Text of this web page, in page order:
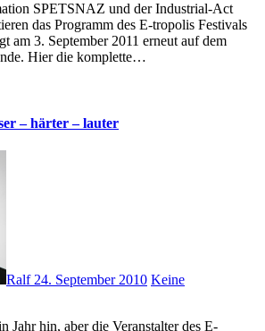
das Programm des E-tropolis Festivals
am 3. September 2011 erneut auf dem
Hier die komplette…
– härter – lauter
Ralf 24. September 2010 Keine